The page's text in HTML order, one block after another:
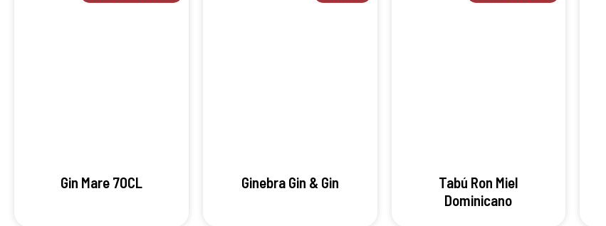
Gin Mare 70CL Ginebra Gin & Gin
Tabú Ron Miel
Dominicano